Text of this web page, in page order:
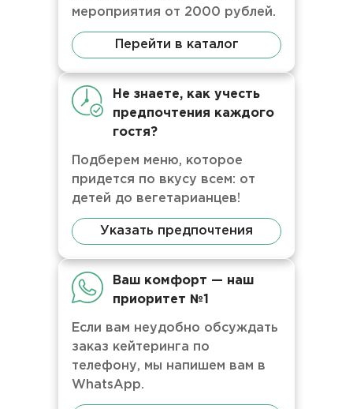
мероприятия от 2000 рублей.
Перейти в каталог
Не знаете, как учесть
предпочтения каждого
гостя?
Подберем меню, которое
придется по вкусу всем: от
детей до вегетарианцев!
Указать предпочтения
Ваш комфорт — наш
приоритет №1
Если вам неудобно обсуждать
заказ кейтеринга по
телефону, мы напишем вам в
WhatsApp.